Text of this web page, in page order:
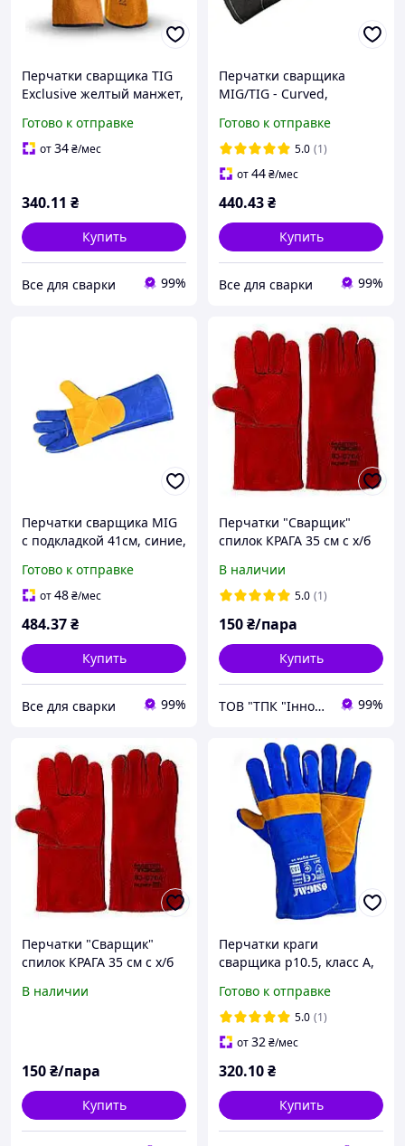
Перчатки сварщика TIG
Exclusive желтый манжет,
лицевой кожи, размер 7,
сшитые кевларовой
Готово к отправке
от34₴/мес
340.11 ₴
Купить
Все для сварки 99%
Перчатки сварщика
MIG/TIG - Curved,
(0700005040) с
подкладкой из флиса,
усиленные, размер10,
сшитые кевлар, 35см.
Готово к отправке
5.0 (1)
от44₴/мес
440.43₴
Купить
Все для сварки 99%
Перчатки сварщика MIG
с подкладкой 41см, синие,
нить, размер 11, 8121
BLUE
Готово к отправке
от48₴/мес
484.37₴
Купить
Все для сварки 99%
Перчатки "Сварщик"
спилок КРАГА 35 см с х/б
В наличии
5.0 (1)
150₴/пара
Купить
ТОВ "ТПК "Інноваційні Промислові Технології" 99%
Перчатки "Сварщик"
спилок КРАГА 35 см с х/б
В наличии
150₴/пара
Купить
Перчатки краги
сварщика р10.5, класс А,
SIGMA (9449321)
Готово к отправке
5.0 (1)
от32₴/мес
320.10₴
Купить